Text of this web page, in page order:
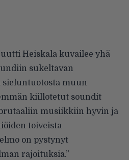
Heiskala kuvailee yhä
sukeltavan
muun
kiillotetut soundit
musiikkiin hyvin ja
toiveista
on pystynyt
rajoituksia.”